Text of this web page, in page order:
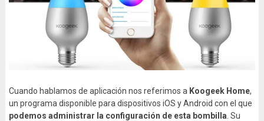
Cuando hablamos de aplicación nos referimos a Koogeek Home,
un programa disponible para dispositivos iOS y Android con el que
podemos administrar la configuración de esta bombilla . Su